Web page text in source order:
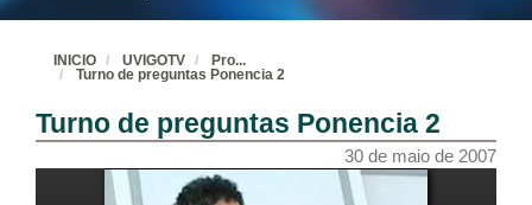
INICIO UVIGOTV Pro...
Turno de preguntas Ponencia 2
Turno de preguntas Ponencia 2
30 de maio de 2007